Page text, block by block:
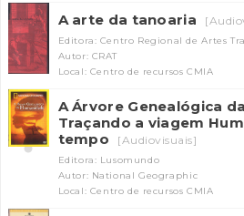
A arte da tanoaria
Editora: Centro Regional de Artes
Autor: CRAT
Local: Centro de recursos CMIA
A Árvore Genealógica
Traçando a viagem
tempo
[Audiovisuais]
Editora: Lusomundo
Autor: National Geographic
Local: Centro de recursos CMIA